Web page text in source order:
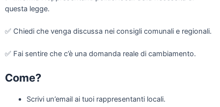
questa legge.
✅ Chiedi che venga discussa nei consigli comunali e regionali.
✅ Fai sentire che c’è una domanda reale di cambiamento.
Come?
Scrivi un’email ai tuoi rappresentanti locali.